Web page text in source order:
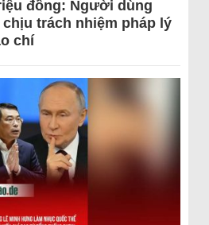
đồng: Người dùng
trách nhiệm pháp lý
chí